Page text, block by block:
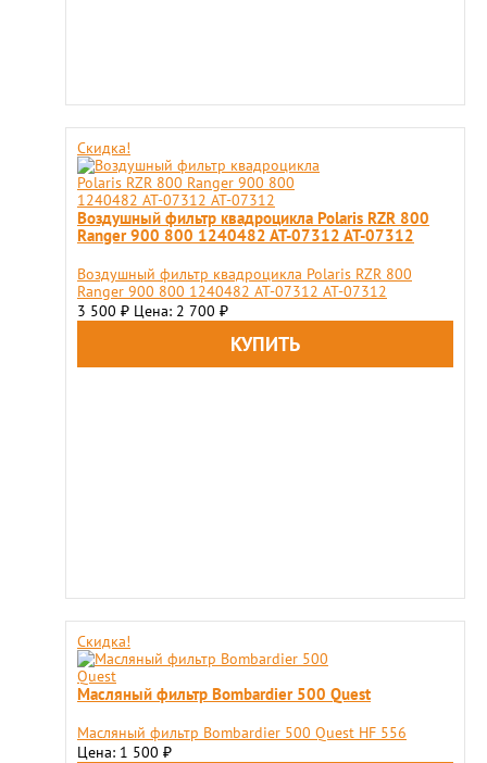
Скидка!
Воздушный фильтр квадроцикла Polaris RZR 800
Ranger 900 800 1240482 AT-07312 AT-07312
Воздушный фильтр квадроцикла Polaris RZR 800
Ranger 900 800 1240482 AT-07312 AT-07312
3 500 ₽ Цена: 2 700 ₽
Скидка!
Масляный фильтр Bombardier 500 Quest
Масляный фильтр Bombardier 500 Quest HF 556
Цена: 1 500 ₽